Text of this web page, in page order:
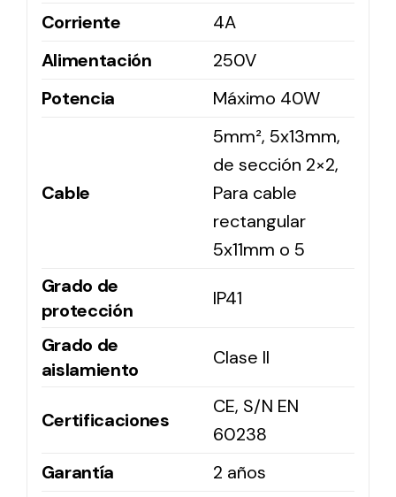
Corriente
4A
Alimentación
250V
Potencia
Máximo 40W
Cable
5mm², 5x13mm,
de sección 2×2,
Para cable
rectangular
5x11mm o 5
Grado de
protección
IP41
Grado de
aislamiento
Clase II
Certificaciones
CE, S/N EN
60238
Garantía
2 años